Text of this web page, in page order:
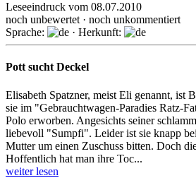
Leseeindruck vom 08.07.2010
noch unbewertet · noch unkommentiert
Sprache:
· Herkunft:
Pott sucht Deckel
Elisabeth Spatzner, meist Eli genannt, ist
sie im "Gebrauchtwagen-Paradies Ratz-
Polo erworben. Angesichts seiner
liebevoll "Sumpfi". Leider ist sie knapp
Mutter um einen Zuschuss bitten. Doch
Hoffentlich hat man ihre Toc...
weiter lesen